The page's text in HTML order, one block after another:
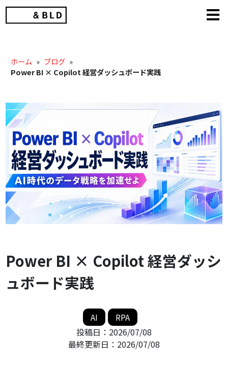
Skip
content
ホーム » ブログ »
Power BI × Copilot 経営ダッシュボード実践
Power BI × Copilot 経営ダッシ
ュボード実践
AI
RPA
投稿日： 2026/07/08
最終更新日： 2026/07/08